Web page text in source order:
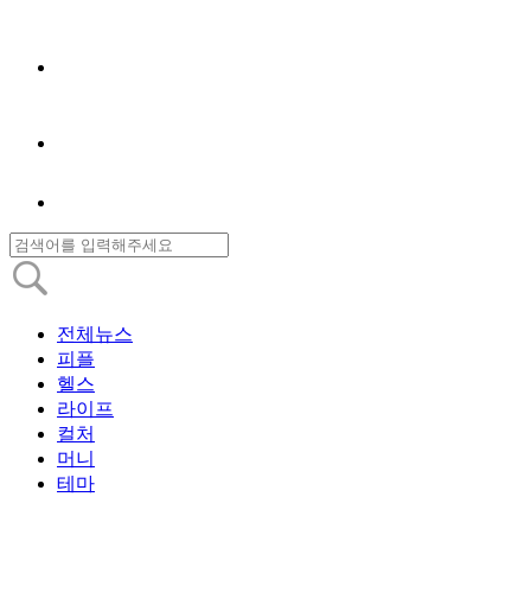
전체뉴스
피플
헬스
라이프
컬처
머니
테마